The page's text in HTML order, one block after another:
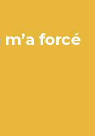
forcé